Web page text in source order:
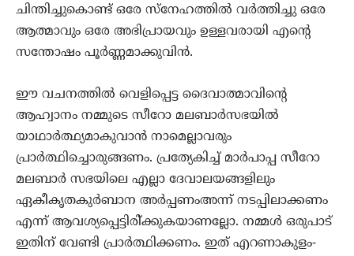
ചിന്തിച്ചുകൊണ്ട് ഒരേ സ്‌നേഹത്തില്‍ വര്‍ത്തിച്ചു ഒരേ
ആത്മാവും ഒരേ അഭിപ്രായവും ഉള്ളവരായി എന്റെ
സന്തോഷം പൂര്‍ണ്ണമാക്കുവിന്‍.
ഈ വചനത്തില്‍ വെളിപ്പെട്ട ദൈവാത്മാവിന്റെ
ആഹ്വാനം നമ്മുടെ സീറോ മലബാര്‍സഭയില്‍
യാഥാര്‍ത്ഥ്യമാകുവാന്‍ നാമെല്ലാവരും
പ്രാര്‍ത്ഥിച്ചൊരുങ്ങണം. പ്രത്യേകിച്ച് മാര്‍പാപ്പ സീറോ
മലബാര്‍ സഭയിലെ എല്ലാ ദേവാലയങ്ങളിലും
ഏകീകൃതകുര്‍ബാന അര്‍പ്പണംഅന്ന് നടപ്പിലാക്കണം
എന്ന് ആവശ്യപ്പെട്ടിരി്ക്കുകയാണല്ലോ. നമ്മള്‍ ഒരുപാട്
ഇതിന് വേണ്ടി പ്രാര്‍ത്ഥിക്കണം. ഇത് എറണാകുളം-